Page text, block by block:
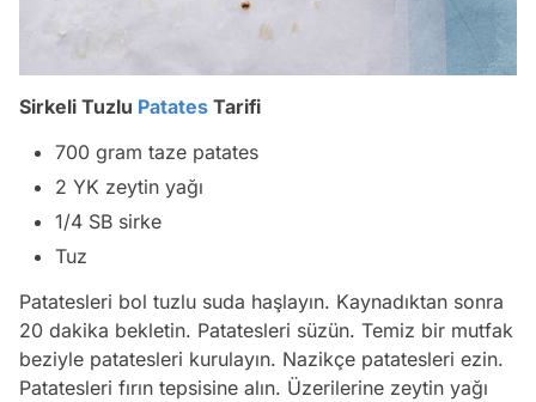
Sirkeli Tuzlu Patates Tarifi
700 gram taze patates
2 YK zeytin yağı
1/4 SB sirke
Tuz
Patatesleri bol tuzlu suda haşlayın. Kaynadıktan sonra
20 dakika bekletin. Patatesleri süzün. Temiz bir mutfak
beziyle patatesleri kurulayın. Nazikçe patatesleri ezin.
Patatesleri fırın tepsisine alın. Üzerilerine zeytin yağı